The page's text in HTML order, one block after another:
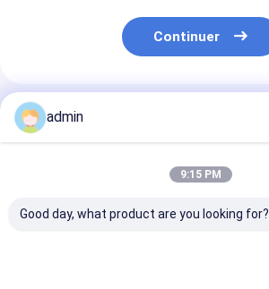
Continuer
Produits Recommandés
admin
9:15 PM
Good day, what product are you looking for?